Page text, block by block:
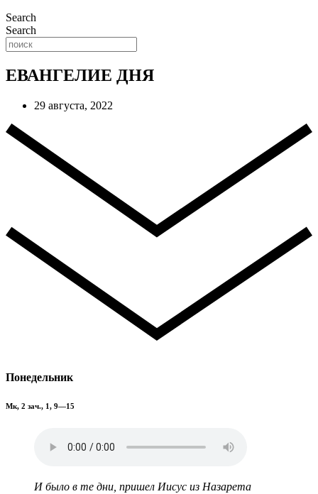
Search
Search
ЕВАНГЕЛИЕ ДНЯ
29 августа, 2022
Понедельник
Мк, 2 зач., 1, 9—15
И было в те дни, пришел Иисус из Назарета